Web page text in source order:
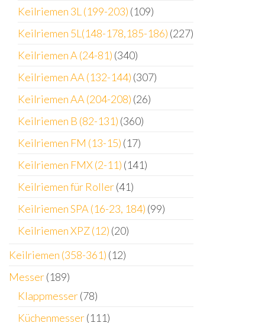
Keilriemen 3L (199-203) (109)
Keilriemen 5L(148-178,185-186) (227)
Keilriemen A (24-81) (340)
Keilriemen AA (132-144) (307)
Keilriemen AA (204-208) (26)
Keilriemen B (82-131) (360)
Keilriemen FM (13-15) (17)
Keilriemen FMX (2-11) (141)
Keilriemen für Roller(41)
Keilriemen SPA (16-23, 184) (99)
Keilriemen XPZ (12) (20)
Keilriemen (358-361) (12)
Messer(189)
Klappmesser(78)
Küchenmesser(111)